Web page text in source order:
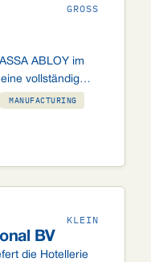
GROSS
ABLOY im
vollständig
konfigurierbarem
MANUFACTURING
KLEIN
BV
die Hotellerie